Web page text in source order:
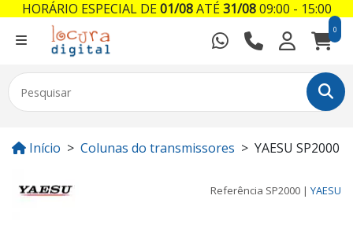
0
Início Colunas do transmissores YAESU SP2000
Referência SP2000 | YAESU
HORÁRIO ESPECIAL DE01/08ATÉ31/0809:00 - 15:00